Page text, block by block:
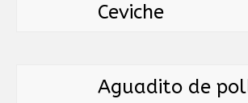
Ceviche
Aguadito de